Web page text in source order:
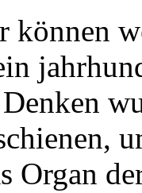
können
Organ